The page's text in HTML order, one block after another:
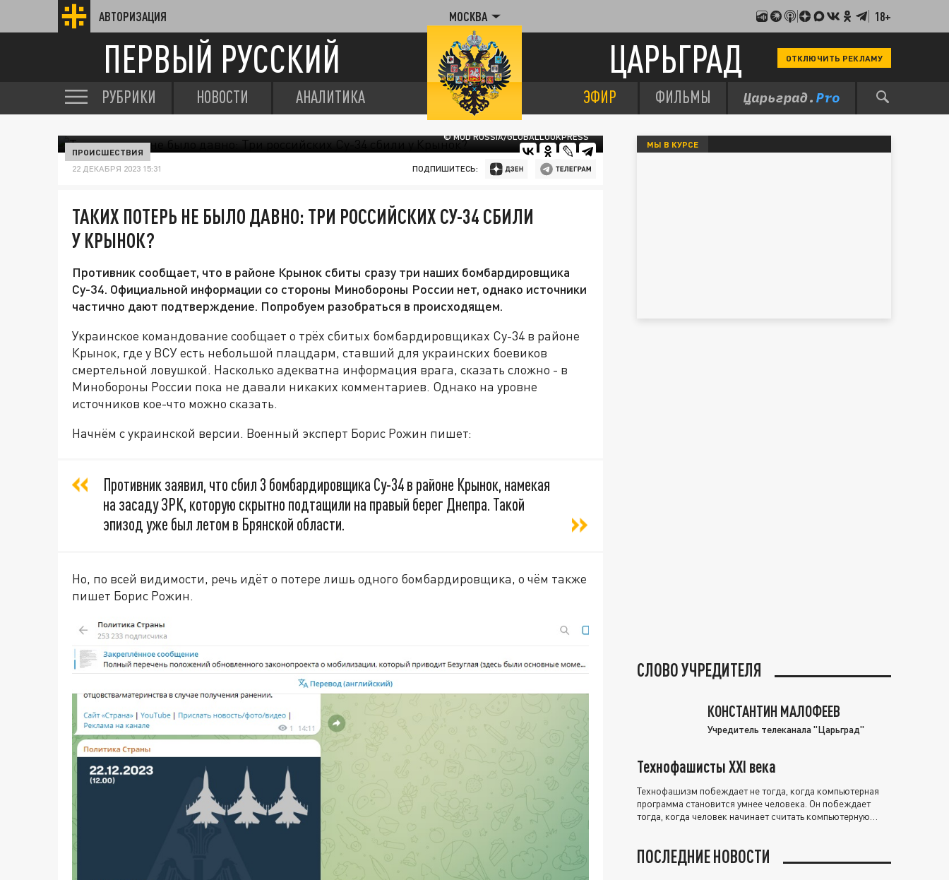
АВТОРИЗАЦИЯ МОСКВА 18+
ПЕРВЫЙ РУССКИЙ ЦАРЬГРАД ОТКЛЮЧИТЬ РЕКЛАМУ
РУБРИКИ НОВОСТИ АНАЛИТИКА ЭФИР ФИЛЬМЫ
© MOD RUSSIA/GLOBALLOOKPRESS
ПРОИСШЕСТВИЯ
22 ДЕКАБРЯ 2023 15:31 ПОДПИШИТЕСЬ:
ТАКИХ ПОТЕРЬ НЕ БЫЛО ДАВНО: ТРИ РОССИЙСКИХ СУ-34 СБИЛИ
У КРЫНОК?
Противник сообщает, что в районе Крынок сбиты сразу три наших бомбардировщика
Су-34. Официальной информации со стороны Минобороны России нет, однако источники
частично дают подтверждение. Попробуем разобраться в происходящем.
Украинское командование сообщает о трёх сбитых бомбардировщиках Су-34 в районе
Крынок, где у ВСУ есть небольшой плацдарм, ставший для украинских боевиков
смертельной ловушкой. Насколько адекватна информация врага, сказать сложно - в
Минобороны России пока не давали никаких комментариев. Однако на уровне
источников кое-что можно сказать.
Начнём с украинской версии. Военный эксперт Борис Рожин пишет:
Противник заявил, что сбил 3 бомбардировщика Су-34 в районе Крынок, намекая
на засаду ЗРК, которую скрытно подтащили на правый берег Днепра. Такой
эпизод уже был летом в Брянской области.
Но, по всей видимости, речь идёт о потере лишь одного бомбардировщика, о чём также
пишет Борис Рожин.
МЫ В КУРСЕ
СЛОВО УЧРЕДИТЕЛЯ
КОНСТАНТИН МАЛОФЕЕВ
Учредитель телеканала "Царьград"
Технофашисты XXI века
Технофашизм побеждает не тогда, когда компьютерная
программа становится умнее человека. Он побеждает
тогда, когда человек начинает считать компьютерную
ПОСЛЕДНИЕ НОВОСТИ